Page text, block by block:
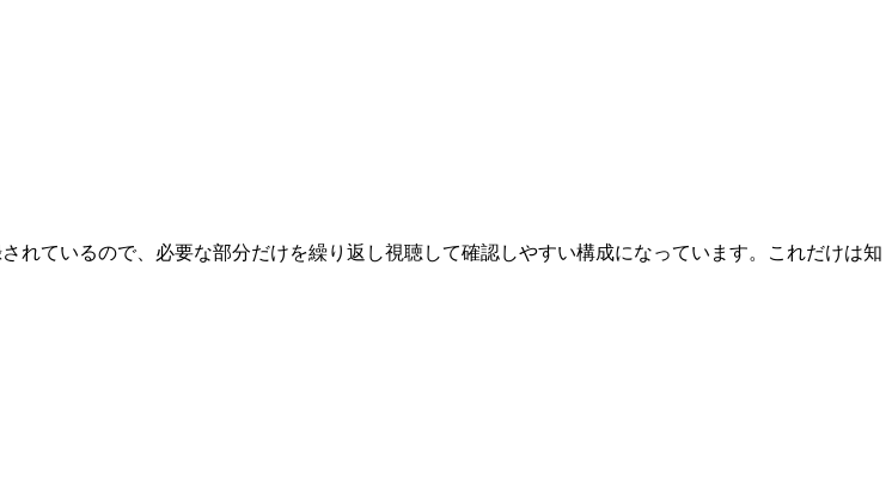
ているので、必要な部分だけを繰り返し視聴して確認しやすい構成になっています。これだけは知